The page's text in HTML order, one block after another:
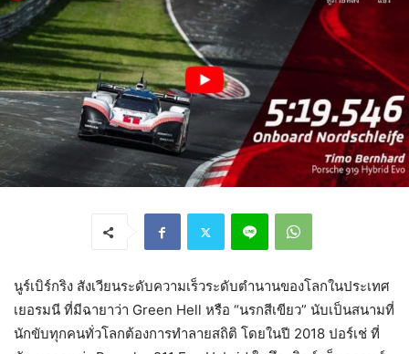
นูร์เบิร์กริง สังเวียนระดับความเร็วระดับตำนานของโลกในประเทศ
เยอรมนี ที่มีฉายาว่า Green Hell หรือ “นรกสีเขียว” นับเป็นสนามที่
นักขับทุกคนทั่วโลกต้องการทำลายสถิติ โดยในปี 2018 ปอร์เช่ ที่